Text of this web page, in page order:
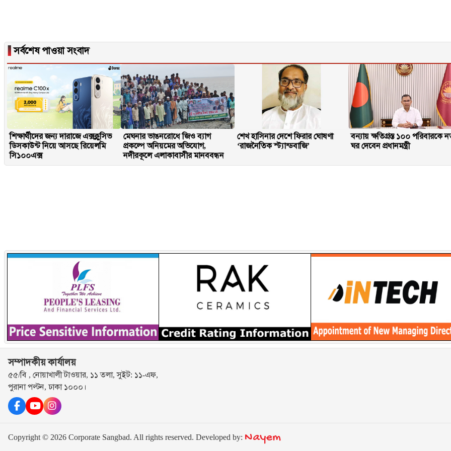
▐সর্বশেষ পাওয়া সংবাদ
শিক্ষার্থীদের জন্য দারাজে এক্সক্লুসিভ
ডিসকাউন্ট নিয়ে আসছে রিয়েলমি
সি১০০এক্স
মেঘনার ভাঙনরোধে জিও ব্যাগ
প্রকল্পে অনিয়মের অভিযোগ,
নদীরকূলে এলাকাবাসীর মানববন্ধন
শেখ হাসিনার দেশে ফিরার ঘোষণা
‘রাজনৈতিক স্ট্যান্ডবাজি’
বন্যায় ক্ষতিগ্রস্ত ১০০ পরিবারকে
ঘর দেবেন প্রধানমন্ত্রী
সম্পাদকীয় কার্যালয়
৫৫/বি , নোয়াখালী টাওয়ার, ১১ তলা, সুইট: ১১-এফ,
পুরানা পল্টন, ঢাকা ১০০০।
Copyright © 2026 Corporate Sangbad. All rights reserved. Developed by: Nayem